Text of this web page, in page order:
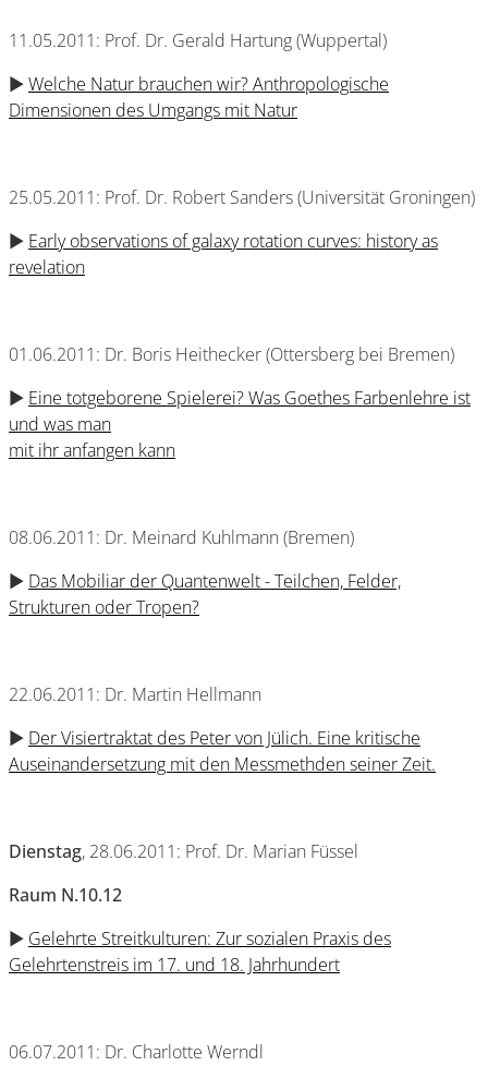
11.05.2011: Prof. Dr. Gerald Hartung (Wuppertal)
►Welche Natur brauchen wir? Anthropologische
Dimensionen des Umgangs mit Natur
25.05.2011: Prof. Dr. Robert Sanders (Universität Groningen)
► Early observations of galaxy rotation curves: history as
revelation
01.06.2011: Dr. Boris Heithecker (Ottersberg bei Bremen)
► Eine totgeborene Spielerei? Was Goethes Farbenlehre ist
und was man
mit ihr anfangen kann
08.06.2011: Dr. Meinard Kuhlmann (Bremen)
► Das Mobiliar der Quantenwelt - Teilchen, Felder,
Strukturen oder Tropen?
22.06.2011: Dr. Martin Hellmann
► Der Visiertraktat des Peter von Jülich. Eine kritische
Auseinandersetzung mit den Messmethden seiner Zeit.
Dienstag, 28.06.2011: Prof. Dr. Marian Füssel
Raum N.10.12
► Gelehrte Streitkulturen: Zur sozialen Praxis des
Gelehrtenstreis im 17. und 18. Jahrhundert
06.07.2011: Dr. Charlotte Werndl